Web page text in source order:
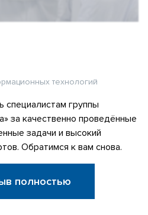
технологий
специалистам группы
за качественно проведённые
задачи и высокий
Обратимся к вам снова.
полностью